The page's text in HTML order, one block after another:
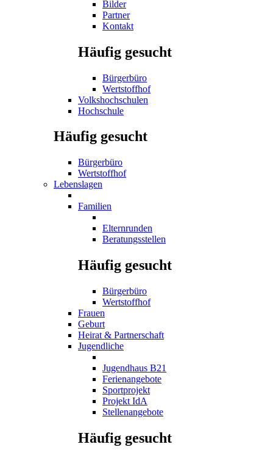
Bilder
Partner
Kontakt
Häufig gesucht
Bürgerbüro
Wertstoffhof
Volkshochschulen
Hochschule
Häufig gesucht
Bürgerbüro
Wertstoffhof
Lebenslagen
Familien
Elternrunden
Beratungsstellen
Häufig gesucht
Bürgerbüro
Wertstoffhof
Frauen
Geburt
Heirat & Partnerschaft
Jugendliche
Jugendhaus B21
Ferienangebote
Sportprojekt
Projekt IdA
Stellenangebote
Häufig gesucht